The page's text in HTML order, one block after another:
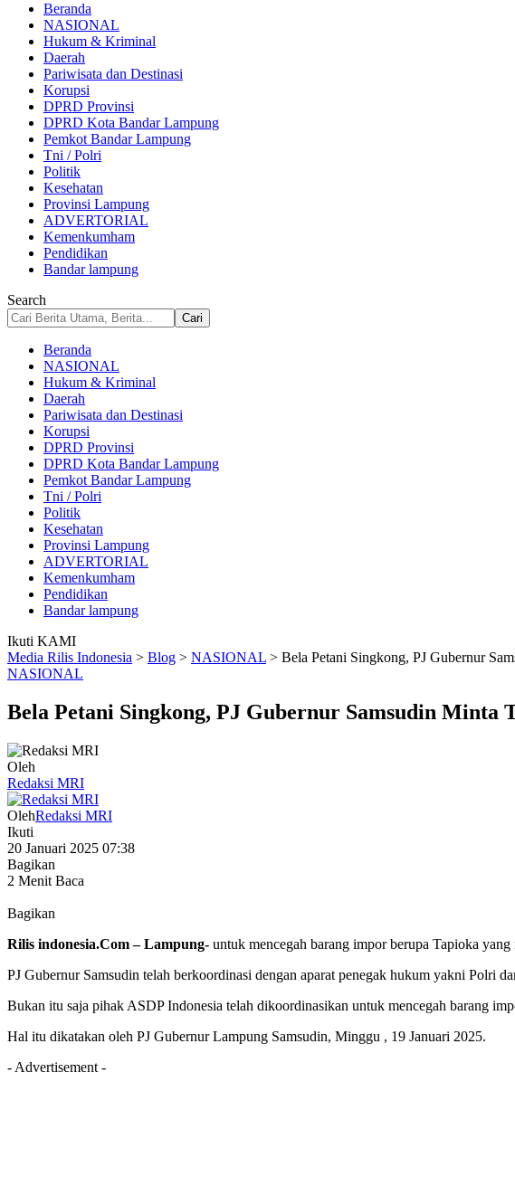
Beranda
NASIONAL
Hukum & Kriminal
Daerah
Pariwisata dan Destinasi
Korupsi
DPRD Provinsi
DPRD Kota Bandar Lampung
Pemkot Bandar Lampung
Tni / Polri
Politik
Kesehatan
Provinsi Lampung
ADVERTORIAL
Kemenkumham
Pendidikan
Bandar lampung
Search
Beranda
NASIONAL
Hukum & Kriminal
Daerah
Pariwisata dan Destinasi
Korupsi
DPRD Provinsi
DPRD Kota Bandar Lampung
Pemkot Bandar Lampung
Tni / Polri
Politik
Kesehatan
Provinsi Lampung
ADVERTORIAL
Kemenkumham
Pendidikan
Bandar lampung
Ikuti KAMI
Media Rilis Indonesia > Blog > NASIONAL > Bela Petani Singkong, PJ Gubernur
NASIONAL
Bela Petani Singkong, PJ Gubernur Samsudin
Oleh
Redaksi MRI
OlehRedaksi MRI
Ikuti
20 Januari 2025 07:38
Bagikan
2 Menit Baca
Bagikan
Rilis indonesia.Com – Lampung- untuk mencegah barang impor berupa Tapioka
PJ Gubernur Samsudin telah berkoordinasi dengan aparat penegak hukum yakni Polri
Bukan itu saja pihak ASDP Indonesia telah dikoordinasikan untuk mencegah barang
Hal itu dikatakan oleh PJ Gubernur Lampung Samsudin, Minggu , 19 Januari 2025.
- Advertisement -